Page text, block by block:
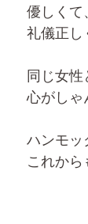
優しくて
礼儀正し
同じ女
心がしゃ
ハンモッ
これから